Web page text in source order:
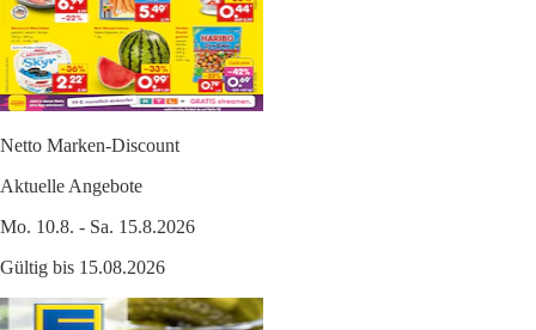
Netto Marken-Discount
Aktuelle Angebote
Mo. 10.8. - Sa. 15.8.2026
Gültig bis 15.08.2026